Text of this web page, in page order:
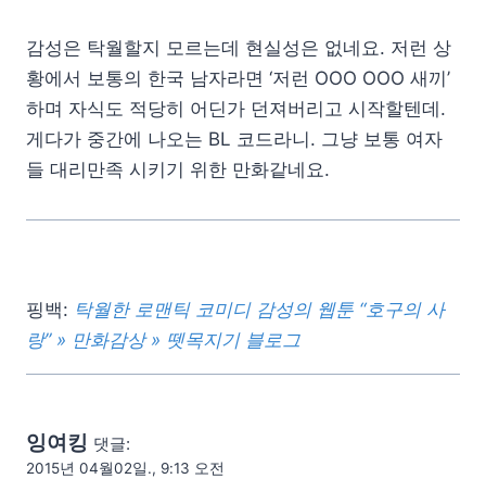
감성은 탁월할지 모르는데 현실성은 없네요. 저런 상
황에서 보통의 한국 남자라면 ‘저런 OOO OOO 새끼’
하며 자식도 적당히 어딘가 던져버리고 시작할텐데.
게다가 중간에 나오는 BL 코드라니. 그냥 보통 여자
들 대리만족 시키기 위한 만화같네요.
핑백: 탁월한 로맨틱 코미디 감성의 웹툰 “호구의 사
랑” » 만화감상 » 뗏목지기 블로그
잉여킹 댓글:
2015년 04월02일., 9:13 오전